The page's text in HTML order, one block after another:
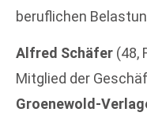
beruflichen
Alfred Schäfer (48,
Mitglied der
Groenewold-